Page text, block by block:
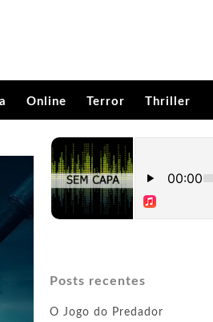
Online Terror Thriller
Posts recentes
O Jogo do Predador